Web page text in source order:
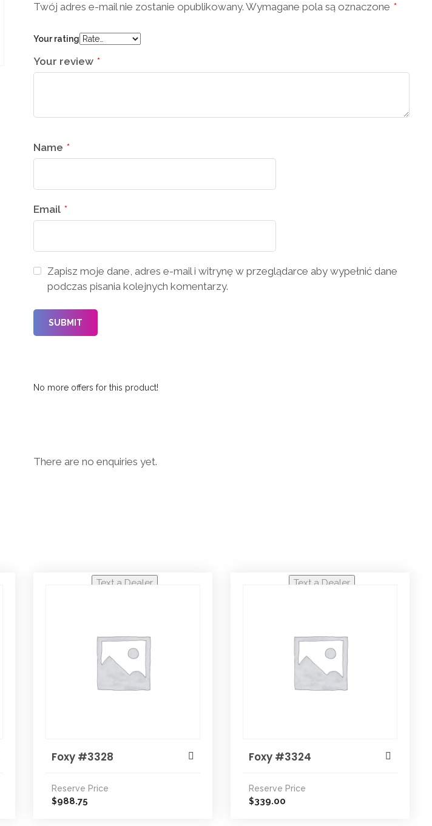
Twój adres e-mail nie zostanie opublikowany. Wymagane pola są oznaczone *
Your rating
Your review *
Name *
Email *
Zapisz moje dane, adres e-mail i witrynę w przeglądarce aby wypełnić dane
podczas pisania kolejnych komentarzy.
No more offers for this product!
There are no enquiries yet.
Text a Dealer
Foxy #3328
Reserve Price
$988.75
Text a Dealer
Foxy #3324
Reserve Price
$339.00